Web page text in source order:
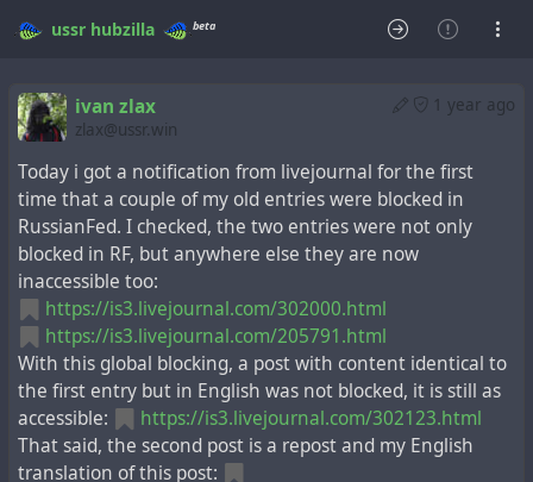
ussr hubzilla beta
1 year ago
ivan zlax
zlax@ussr.win
Today i got a notification from livejournal for the first
time that a couple of my old entries were blocked in
RussianFed. I checked, the two entries were not only
blocked in RF, but anywhere else they are now
inaccessible too:
https://is3.livejournal.com/302000.html
https://is3.livejournal.com/205791.html
With this global blocking, a post with content identical to
the first entry but in English was not blocked, it is still as
accessible:
https://is3.livejournal.com/302123.html
That said, the second post is a repost and my English
translation of this post: